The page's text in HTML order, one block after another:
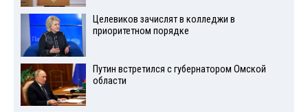
Целевиков зачислят в колледжи в
приоритетном порядке
Путин встретился с губернатором Омской
области